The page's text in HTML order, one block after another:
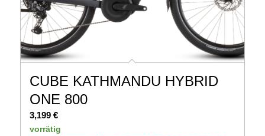
CUBE KATHMANDU HYBRID
ONE 800
3,199 €
vorrätig